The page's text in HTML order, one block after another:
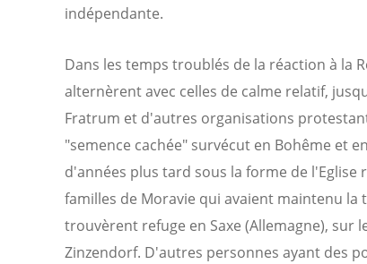
indépendante.
Dans les temps troublés de la réaction à la
alternèrent avec celles de calme relatif,
Fratrum et d'autres organisations
"semence cachée" survécut en Bohême et
d'années plus tard sous la forme de l'Eglise
familles de Moravie qui avaient maintenu
trouvèrent refuge en Saxe (Allemagne), sur
Zinzendorf. D'autres personnes ayant des